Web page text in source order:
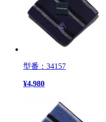
型番：34157
¥4,980